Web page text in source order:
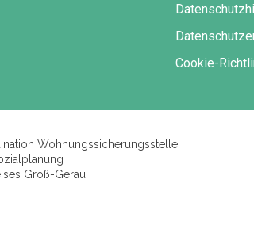
Cookie-
Wohnungssicherungsstelle
Groß-Gerau